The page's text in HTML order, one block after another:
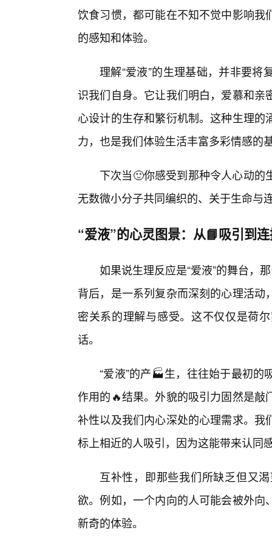
饮食习惯，都可能在不知不觉中影响
的感知和体验。
理解“爱液”的生理基础，并非要
识我们自身。它让我们明白，爱慕和
心设计的生存和繁衍机制。这种生理
力，也是我们体验生活丰富多彩情感的
下次当🙂你感受到那种令人心动
无数微小分子共同编织的、关于生命与
“爱液”的心灵图景：从📘吸引到
如果说生理反应是“爱液”的舞台，
背后，是一系列复杂而深刻的心理活
密关系的理解与感受。这不仅仅是荷
话。
“爱液”的产🏭生，往往始于最初
作用的🔥结果。外貌的吸引力固然是
补性以及我们内心深处的心理需求。
标上相近的人吸引，因为这能带来认同
互补性，即那些我们所缺乏但又
欲。例如，一个内向的人可能会被外
新奇的体验。